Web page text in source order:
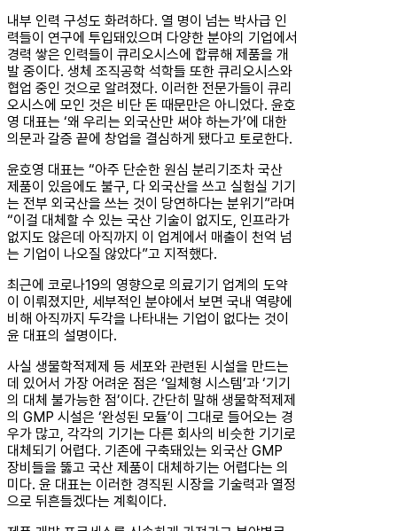
내부 인력 구성도 화려하다. 열 명이 넘는 박사급 인
력들이 연구에 투입돼있으며 다양한 분야의 기업에서
경력 쌓은 인력들이 큐리오시스에 합류해 제품을 개
발 중이다. 생체 조직공학 석학들 또한 큐리오시스와
협업 중인 것으로 알려졌다. 이러한 전문가들이 큐리
오시스에 모인 것은 비단 돈 때문만은 아니었다. 윤호
영 대표는 ‘왜 우리는 외국산만 써야 하는가’에 대한
의문과 갈증 끝에 창업을 결심하게 됐다고 토로한다.
윤호영 대표는 “아주 단순한 원심 분리기조차 국산
제품이 있음에도 불구, 다 외국산을 쓰고 실험실 기기
는 전부 외국산을 쓰는 것이 당연하다는 분위기”라며
“이걸 대체할 수 있는 국산 기술이 없지도, 인프라가
없지도 않은데 아직까지 이 업계에서 매출이 천억 넘
는 기업이 나오질 않았다”고 지적했다.
최근에 코로나19의 영향으로 의료기기 업계의 도약
이 이뤄졌지만, 세부적인 분야에서 보면 국내 역량에
비해 아직까지 두각을 나타내는 기업이 없다는 것이
윤 대표의 설명이다.
사실 생물학적제제 등 세포와 관련된 시설을 만드는
데 있어서 가장 어려운 점은 ‘일체형 시스템’과 ‘기기
의 대체 불가능한 점’이다. 간단히 말해 생물학적제제
의 GMP 시설은 ‘완성된 모듈’이 그대로 들어오는 경
우가 많고, 각각의 기기는 다른 회사의 비슷한 기기로
대체되기 어렵다. 기존에 구축돼있는 외국산 GMP
장비들을 뚫고 국산 제품이 대체하기는 어렵다는 의
미다. 윤 대표는 이러한 경직된 시장을 기술력과 열정
으로 뒤흔들겠다는 계획이다.